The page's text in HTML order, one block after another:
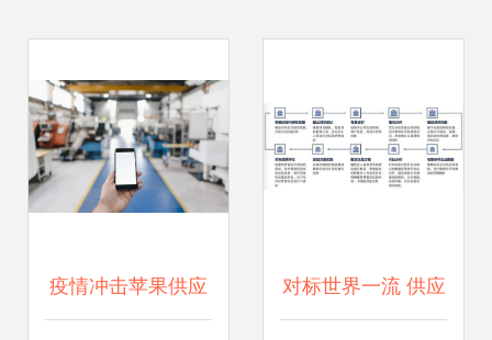
疫情冲击苹果供应 对标世界一流 供应